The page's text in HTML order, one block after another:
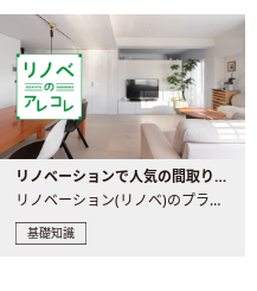
リノベーションで人気の間取りとは？トレンドの間取りと実例を徹底解説
リノベーション(リノベ)のプランニングで一番最初に決めるのは..
基礎知識